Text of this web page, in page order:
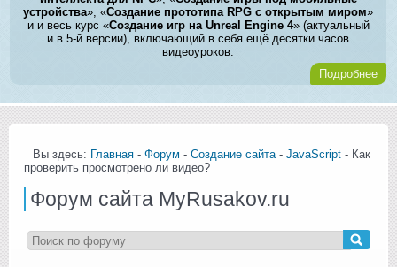
устройства», «Создание прототипа RPG с открытым миром»
и и весь курс «Создание игр на Unreal Engine 4» (актуальный
и в 5-й версии), включающий в себя ещё десятки часов
видеоуроков.
Подробнее
Вы здесь: Главная - Форум - Создание сайта - JavaScript - Как
проверить просмотрено ли видео?
Форум сайта MyRusakov.ru